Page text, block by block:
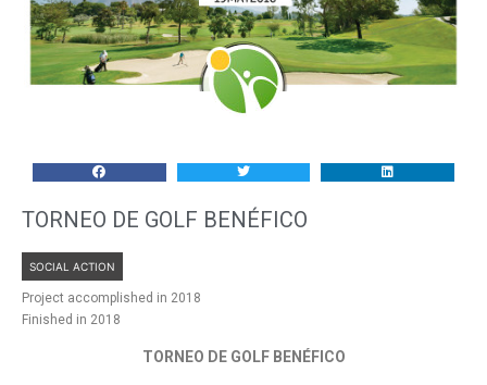
TORNEO DE GOLF BENÉFICO
SOCIAL ACTION
Project accomplished in 2018
Finished in 2018
TORNEO DE GOLF BENÉFICO